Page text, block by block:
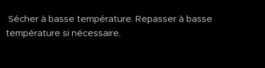
Sécher à basse température. Repasser à basse
température si nécessaire.